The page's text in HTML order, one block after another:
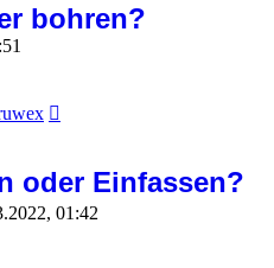
bohren?
oder Einfassen?
01:42